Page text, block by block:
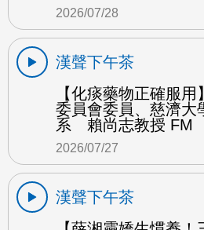
2026/07/28
漢聲下午茶
【化痰藥物正確服
委員會委員、慈濟大
系 賴尚志教授 FM
2026/07/27
漢聲下午茶